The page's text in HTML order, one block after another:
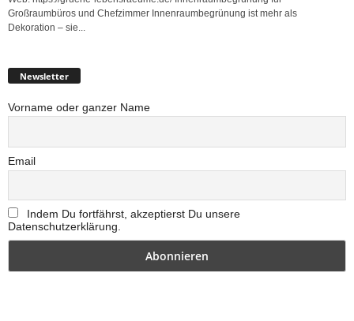
Großraumbüros und Chefzimmer Innenraumbegrünung ist mehr als
Dekoration – sie...
Newsletter
Vorname oder ganzer Name
Email
Indem Du fortfährst, akzeptierst Du unsere
Datenschutzerklärung.